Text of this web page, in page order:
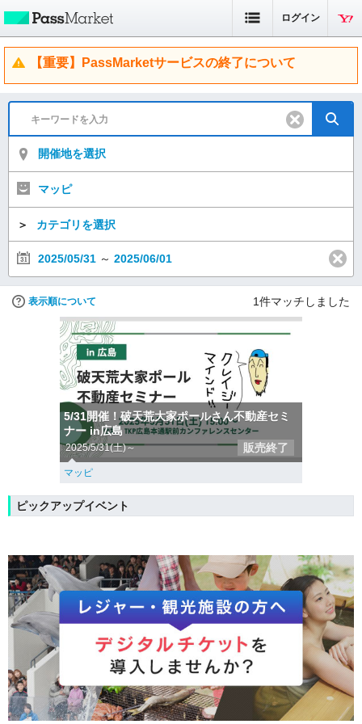
ログイン
【重要】PassMarketサービスの終了について
開催地を選択
マッピ
＞ カテゴリを選択
2025/05/31 ～ 2025/06/01
表示順について 1件マッチしました
5/31開催！破天荒大家ポールさん不動産セミ
ナー in広島
2025/5/31(土)～ 販売終了
マッピ
ピックアップイベント